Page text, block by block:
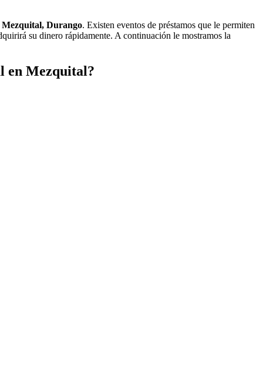
Mezquital, Durango. Existen eventos de préstamos que le permiten
su dinero rápidamente. A continuación le mostramos la
en Mezquital?